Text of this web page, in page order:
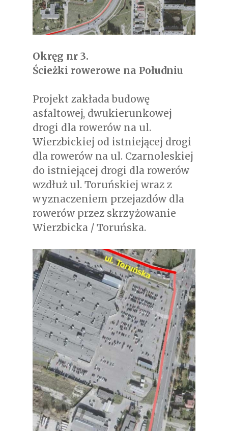
Okręg nr 3.
Ścieżki rowerowe na Południu
Projekt zakłada budowę
asfaltowej, dwukierunkowej
drogi dla rowerów na ul.
Wierzbickiej od istniejącej drogi
dla rowerów na ul. Czarnoleskiej
do istniejącej drogi dla rowerów
wzdłuż ul. Toruńskiej wraz z
wyznaczeniem przejazdów dla
rowerów przez skrzyżowanie
Wierzbicka / Toruńska.